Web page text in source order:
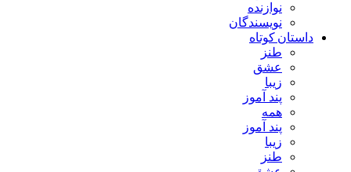
نوازنده
نویسندگان
داستان کوتاه
طنز
عشق
زیبا
پند آموز
همه
پند آموز
زیبا
طنز